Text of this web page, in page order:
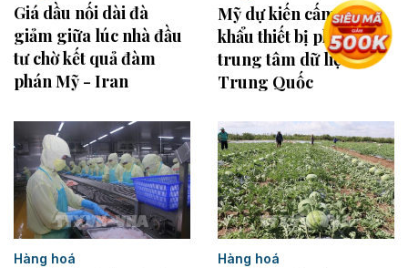
Giá dầu nối dài đà
giảm giữa lúc nhà đầu
tư chờ kết quả đàm
phán Mỹ - Iran
Mỹ dự kiến cấm nhập
khẩu thiết bị phục vụ
trung tâm dữ liệu từ
Trung Quốc
Hàng hoá Hàng hoá